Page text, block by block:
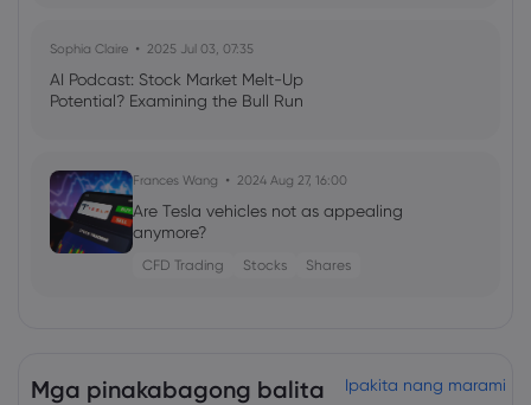
Sophia Claire 2025 Jul 03, 07:35
AI Podcast: Stock Market Melt-Up
Potential? Examining the Bull Run
Frances Wang 2024 Aug 27, 16:00
Are Tesla vehicles not as appealing
anymore?
CFD Trading Stocks Shares
Mga pinakabagong balita Ipakita nang marami